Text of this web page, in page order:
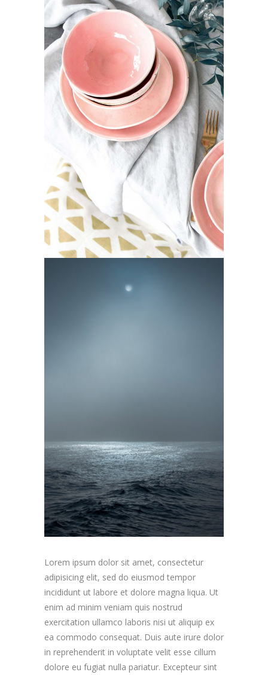
Lorem ipsum dolor sit amet, consectetur
adipisicing elit, sed do eiusmod tempor
incididunt ut labore et dolore magna liqua. Ut
enim ad minim veniam quis nostrud
exercitation ullamco laboris nisi ut aliquip ex
ea commodo consequat. Duis aute irure dolor
in reprehenderit in voluptate velit esse cillum
dolore eu fugiat nulla pariatur. Excepteur sint